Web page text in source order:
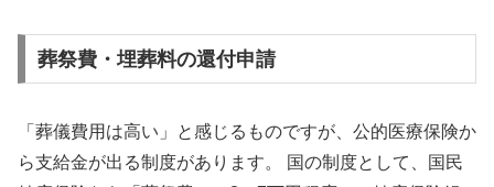
葬祭費・埋葬料の還付申請
「葬儀費用は高い」と感じるものですが、公的医療保険か
ら支給金が出る制度があります。 国の制度として、国民